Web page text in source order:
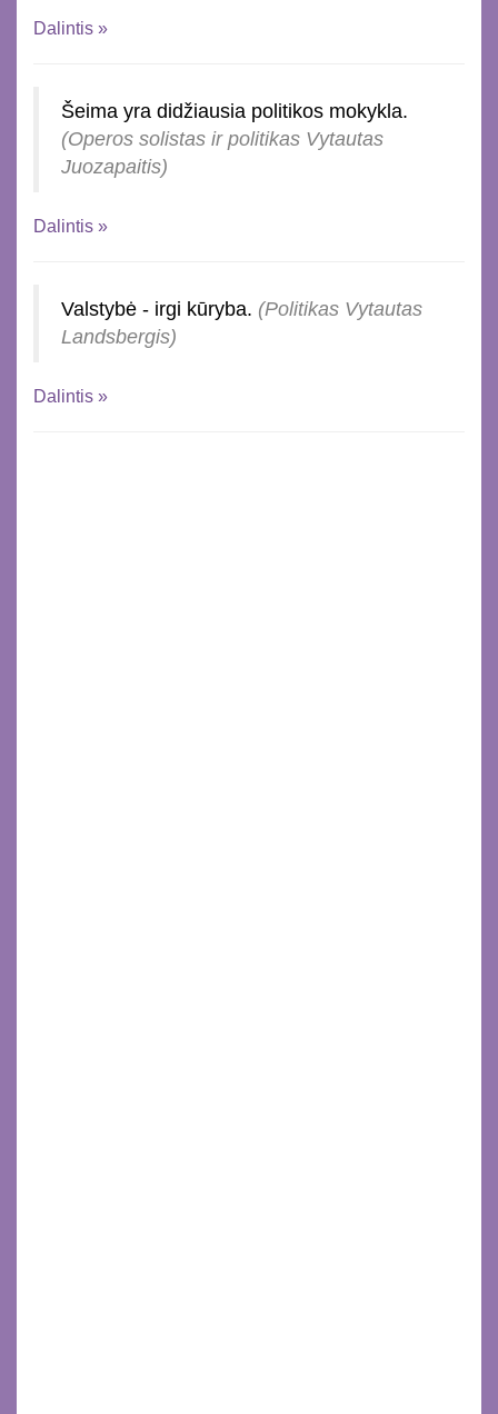
Dalintis »
Šeima yra didžiausia politikos mokykla.
(Operos solistas ir politikas Vytautas
Juozapaitis)
Dalintis »
Valstybė - irgi kūryba. (Politikas Vytautas
Landsbergis)
Dalintis »